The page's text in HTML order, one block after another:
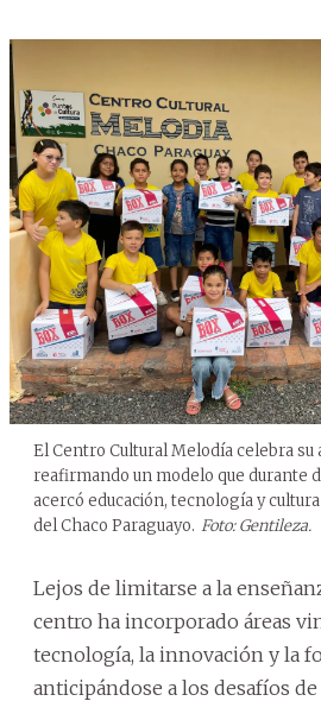
El Centro Cultural Melodía celebra su
reafirmando un modelo que durante
acercó educación, tecnología y
del Chaco Paraguayo. Foto: Gentileza.
Lejos de limitarse a la
centro ha incorporado áreas
tecnología, la innovación y la
anticipándose a los desafíos